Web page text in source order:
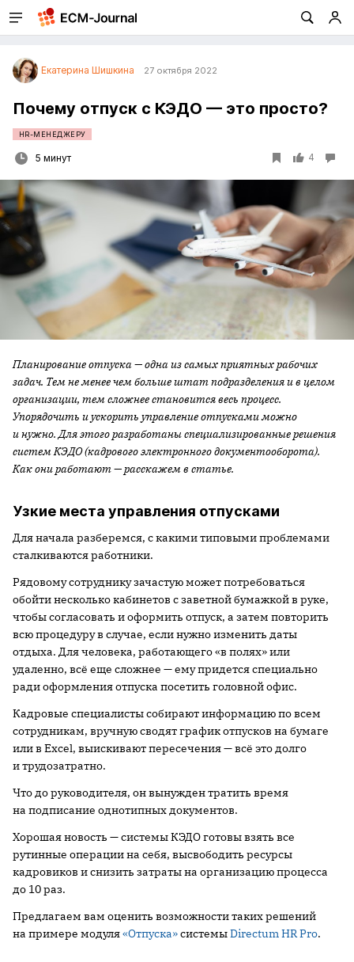
Екатерина Шишкина 27 октября 2022
Почему отпуск с КЭДО — это просто?
HR-МЕНЕДЖЕРУ
5 минут 4
Планирование отпуска — одна из самых приятных рабочих
задач. Тем не менее чем больше штат подразделения и в целом
организации, тем сложнее становится весь процесс.
Упорядочить и ускорить управление отпусками можно
и нужно. Для этого разработаны специализированные решения
систем КЭДО (кадрового электронного документооборота).
Как они работают — расскажем в статье.
Узкие места управления отпусками
Для начала разберемся, с какими типовыми проблемами
сталкиваются работники.
Рядовому сотруднику зачастую может потребоваться
обойти несколько кабинетов с заветной бумажкой в руке,
чтобы согласовать и оформить отпуск, а затем повторить
всю процедуру в случае, если нужно изменить даты
отдыха. Для человека, работающего «в полях» или
удаленно, всё еще сложнее — ему придется специально
ради оформления отпуска посетить головной офис.
Кадровые специалисты собирают информацию по всем
сотрудникам, вручную сводят график отпусков на бумаге
или в Excel, выискивают пересечения — всё это долго
и трудозатратно.
Что до руководителя, он вынужден тратить время
на подписание однотипных документов.
Хорошая новость — системы КЭДО готовы взять все
рутинные операции на себя, высвободить ресурсы
кадровиков и снизить затраты на организацию процесса
до 10 раз.
Предлагаем вам оценить возможности таких решений
на примере модуля«Отпуска»системыDirectum HR Pro.